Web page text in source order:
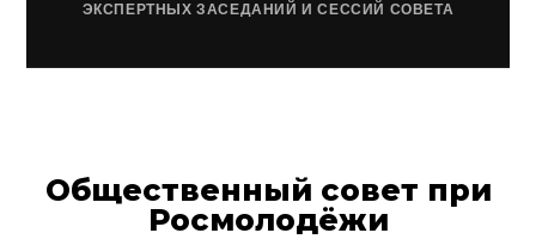
ЭКСПЕРТНЫХ ЗАСЕДАНИЙ И СЕССИЙ СОВЕТА
Общественный совет при
Росмолодёжи